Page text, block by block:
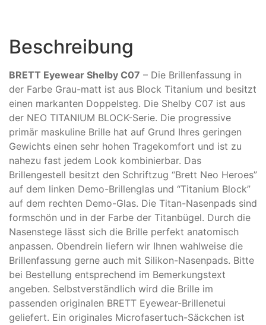
Beschreibung
BRETT Eyewear Shelby C07 – Die Brillenfassung in
der Farbe Grau-matt ist aus Block Titanium und besitzt
einen markanten Doppelsteg. Die Shelby C07 ist aus
der NEO TITANIUM BLOCK-Serie. Die progressive
primär maskuline Brille hat auf Grund Ihres geringen
Gewichts einen sehr hohen Tragekomfort und ist zu
nahezu fast jedem Look kombinierbar. Das
Brillengestell besitzt den Schriftzug “Brett Neo Heroes”
auf dem linken Demo-Brillenglas und “Titanium Block”
auf dem rechten Demo-Glas. Die Titan-Nasenpads sind
formschön und in der Farbe der Titanbügel. Durch die
Nasenstege lässt sich die Brille perfekt anatomisch
anpassen. Obendrein liefern wir Ihnen wahlweise die
Brillenfassung gerne auch mit Silikon-Nasenpads. Bitte
bei Bestellung entsprechend im Bemerkungstext
angeben. Selbstverständlich wird die Brille im
passenden originalen BRETT Eyewear-Brillenetui
geliefert. Ein originales Microfasertuch-Säckchen ist